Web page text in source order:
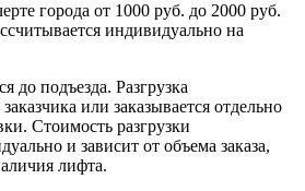
города от 1000 руб. до 2000 руб.
индивидуально на
до подъезда. Разгрузка
или заказывается отдельно
Стоимость разгрузки
и зависит от объема заказа,
лифта.